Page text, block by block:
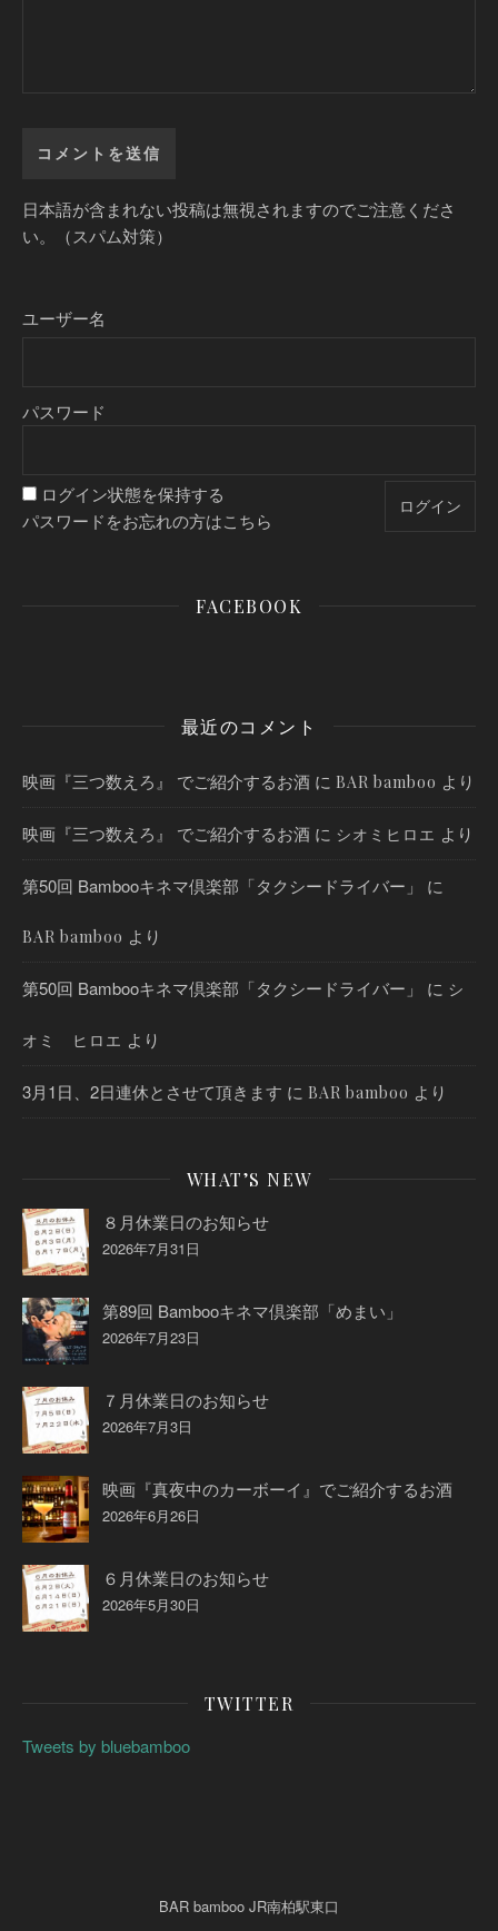
日本語が含まれない投稿は無視されますのでご注意くださ
い。（スパム対策）
ユーザー名
パスワード
ログイン状態を保持する
パスワードをお忘れの方はこちら
FACEBOOK
最近のコメント
映画『三つ数えろ』 でご紹介するお酒 に BAR bamboo より
映画『三つ数えろ』 でご紹介するお酒 に シオミヒロエ より
第50回 Bambooキネマ倶楽部「タクシードライバー」 に
BAR bamboo より
第50回 Bambooキネマ倶楽部「タクシードライバー」 に シ
オミ ヒロエ より
3月1日、2日連休とさせて頂きます に BAR bamboo より
WHAT’S NEW
８月休業日のお知らせ
2026年7月31日
第89回 Bambooキネマ倶楽部「めまい」
2026年7月23日
７月休業日のお知らせ
2026年7月3日
映画『真夜中のカーボーイ』でご紹介するお酒
2026年6月26日
６月休業日のお知らせ
2026年5月30日
TWITTER
Tweets by bluebamboo
BAR bamboo JR南柏駅東口